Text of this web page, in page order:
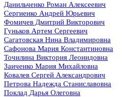
Данильченко Роман Алексеевич
Сергиенко Андрей Юрьевич
Фомичев Дмитрий Викторович
Гуньков Артем Сергеевич
Сагатовская Нина Владимировна
Сафонова Мария Константиновна
Точилина Виктория Леонидовна
Заиченко Мария Михайловна
Ковалев Сергей Александрович
Петрова Надежда Станиславовна
Поклад Дарья Олеговна